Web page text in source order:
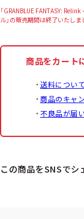
「GRANBLUE FANTASY:
ル」の販売期間は終了いたしま
商品をカート
送料について
商品のキャ
不良品が届
この商品をSNSでシ